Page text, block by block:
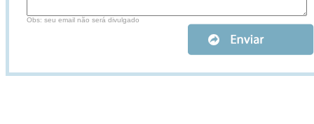
Obs: seu email não será divulgado